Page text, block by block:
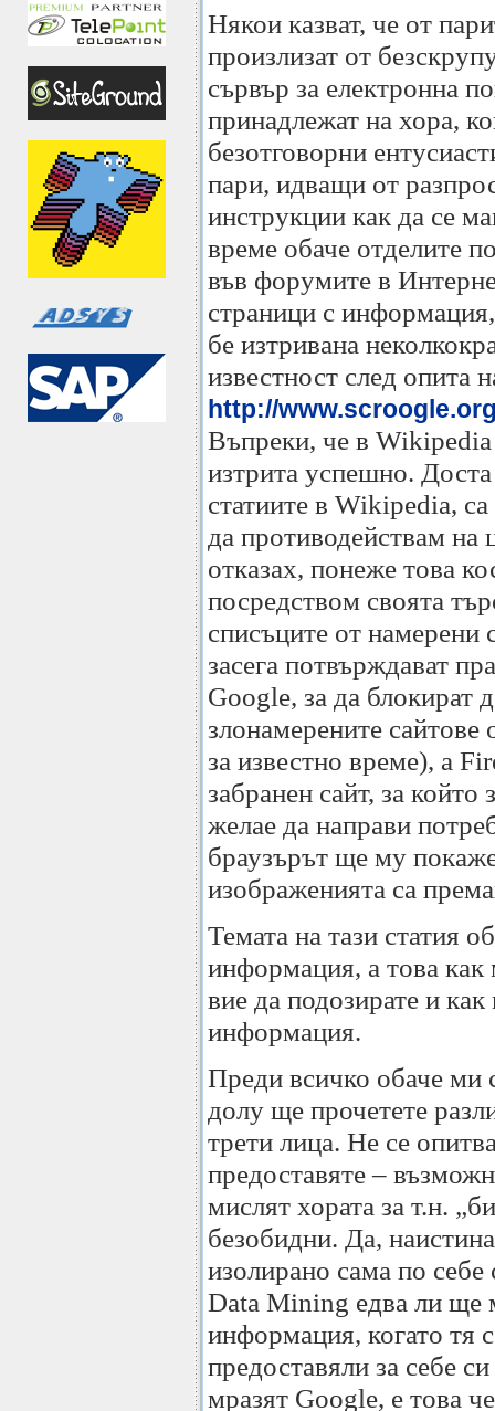
Някои казват, че от
произлизат от
сървър за електронна
принадлежат на хора,
безотговорни
пари, идващи от
инструкции как да се
време обаче отделите
във форумите в
страници с
бе изтривана
известност след опита
http://
Въпреки, че в Wikipedia
изтрита успешно.
статиите в Wikipedia,
да противодействам на
отказах, понеже това
посредством своята
списъците от
засега потвърждават
Google, за да блокират
злонамерените
за известно време), a
забранен сайт, за
желае да направи
браузърът ще му
изображенията са
Темата на тази статия
информация, а това как
вие да подозирате и
информация.
Преди всичко обаче ми
долу ще прочетете
трети лица. Не се
предоставяте –
мислят хората за т.н.
безобидни. Да,
изолирано сама по
Data Mining едва ли ще
информация, когато тя
предоставяли за себе
мразят Google, е това